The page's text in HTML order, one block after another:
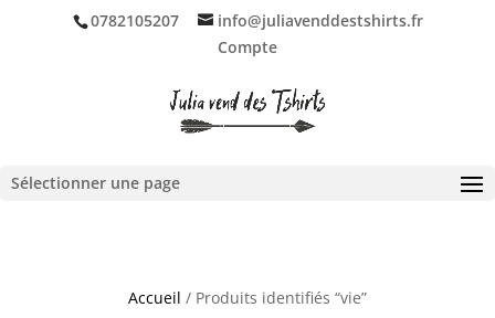
0782105207
info@juliavenddestshirts.fr
Compte
Sélectionner une page
Accueil / Produits identifiés “vie”